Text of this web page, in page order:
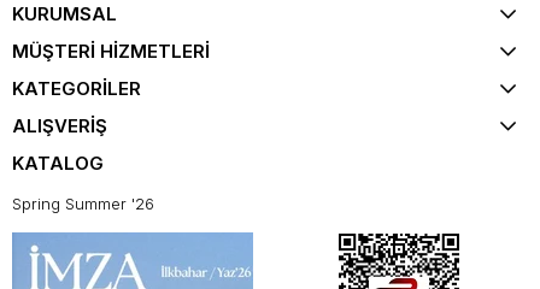
KURUMSAL
MÜŞTERİ HİZMETLERİ
KATEGORİLER
ALIŞVERİŞ
KATALOG
Spring Summer '26